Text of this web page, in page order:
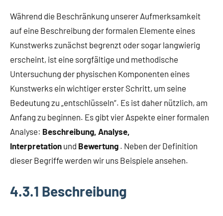
Während die Beschränkung unserer Aufmerksamkeit
auf eine Beschreibung der formalen Elemente eines
Kunstwerks zunächst begrenzt oder sogar langwierig
erscheint, ist eine sorgfältige und methodische
Untersuchung der physischen Komponenten eines
Kunstwerks ein wichtiger erster Schritt, um seine
Bedeutung zu „entschlüsseln“. Es ist daher nützlich, am
Anfang zu beginnen. Es gibt vier Aspekte einer formalen
Analyse: Beschreibung, Analyse,
Interpretation und Bewertung . Neben der Definition
dieser Begriffe werden wir uns Beispiele ansehen.
4.3.1 Beschreibung